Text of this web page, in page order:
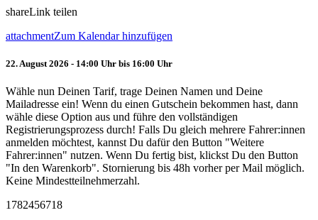
shareLink teilen
attachmentZum Kalendar hinzufügen
22. August 2026 - 14:00 Uhr bis 16:00 Uhr
Wähle nun Deinen Tarif, trage Deinen Namen und Deine
Mailadresse ein! Wenn du einen Gutschein bekommen hast, dann
wähle diese Option aus und führe den vollständigen
Registrierungsprozess durch! Falls Du gleich mehrere Fahrer:innen
anmelden möchtest, kannst Du dafür den Button "Weitere
Fahrer:innen" nutzen. Wenn Du fertig bist, klickst Du den Button
"In den Warenkorb". Stornierung bis 48h vorher per Mail möglich.
Keine Mindestteilnehmerzahl.
1782456718